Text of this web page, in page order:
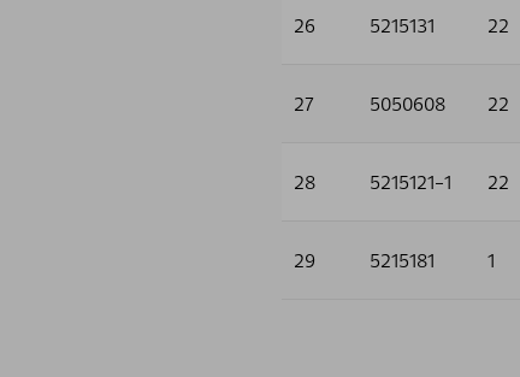
26 5215131 22
27 5050608 22
28 5215121-1 22
29 5215181 1